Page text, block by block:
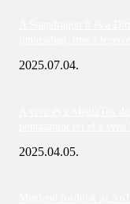
2025.07.04.
2025.04.05.